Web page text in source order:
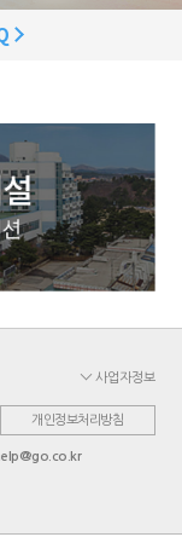
사업자정보
개인정보처리방침